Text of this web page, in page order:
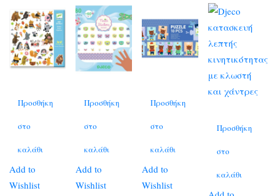
Προσθήκη
στο
καλάθι
Add to
Wishlist
Προσθήκη
στο
καλάθι
Add to
Wishlist
Προσθήκη
στο
καλάθι
Add to
Wishlist
Προσθήκη
στο
καλάθι